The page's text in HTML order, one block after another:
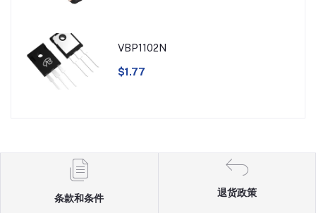
VBP1102N
$1.77
条款和条件
退货政策